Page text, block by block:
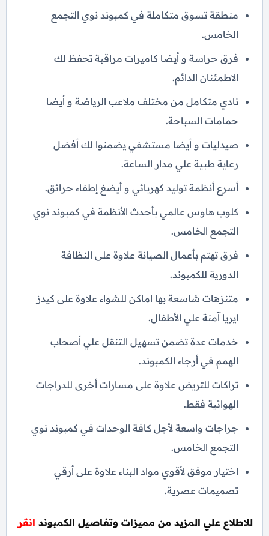
منطقة تسوق متكاملة في كمبوند نوي التجمع
الخامس.
فرق حراسة و أيضا كاميرات مراقبة تحفظ لك
الاطمئنان الدائم.
نادي متكامل من مختلف ملاعب الرياضة و أيضا
حمامات السباحة.
صيدليات و أيضا مستشفي يضمنوا لك أفضل
رعاية طبية علي مدار الساعة.
أسرع أنظمة توليد كهربائي و أيضغ إطفاء حرائق.
كلوب هاوس عالمي بأحدث الأنظمة في كمبوند نوي
التجمع الخامس.
فرق تهتم بأعمال الصيانة علاوة على النظافة
الدورية للكمبوند.
متنزهات شاسعة بها اماكن للشواء علاوة على كيدز
ايريا آمنة علي الأطفال.
خدمات عدة تضمن تسهيل التنقل علي أصحاب
الهمم في أرجاء الكمبوند.
تراكات للتريض علاوة على مسارات أخرى للدراجات
الهوائية فقط.
جراجات واسعة لأجل كافة الوحدات في كمبوند نوي
التجمع الخامس.
اختيار موفق لأقوي مواد البناء علاوة على أرقي
تصميمات عصرية.
للاطلاع علي المزيد من مميزات وتفاصيل الكمبوند انقر